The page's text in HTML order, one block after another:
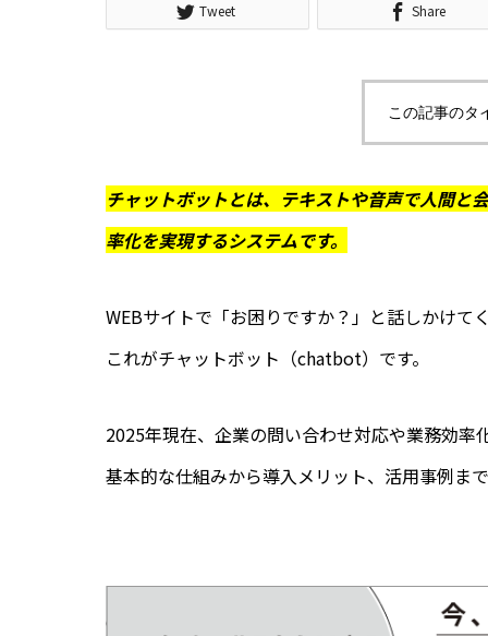
Tweet Share
この記事のタ
チャットボットとは、テキストや音声で人間と
率化を実現するシステムです。
WEBサイトで「お困りですか？」と話しかけ
これがチャットボット（chatbot）です。
2025年現在、企業の問い合わせ対応や業務効
基本的な仕組みから導入メリット、活用事例ま